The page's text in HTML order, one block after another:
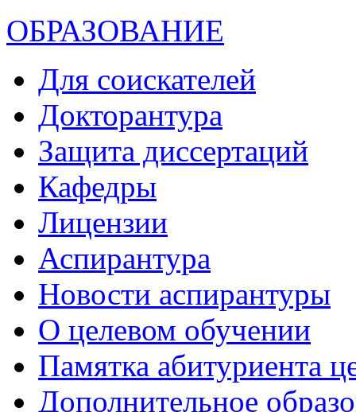
ОБРАЗОВАНИЕ
Для соискателей
Докторантура
Защита диссертаций
Кафедры
Лицензии
Аспирантура
Новости аспирантуры
О целевом обучении
Памятка абитуриента
Дополнительное